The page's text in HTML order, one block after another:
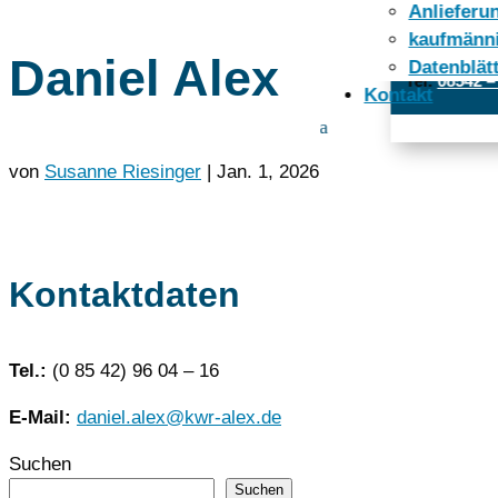
Tel:08542
Kontakt
Daniel Alex
von Susanne Riesinger | Jan. 1, 2026
Kontaktdaten
Tel.: (0 85 42) 96 04 – 16
E-Mail: daniel.alex@kwr-alex.de
Suchen
Suchen